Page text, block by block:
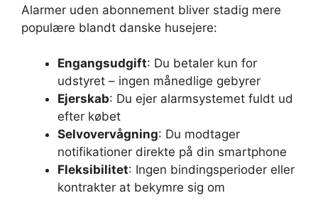
Alarmer uden abonnement bliver stadig mere
populære blandt danske husejere:
Engangsudgift: Du betaler kun for
udstyret – ingen månedlige gebyrer
Ejerskab: Du ejer alarmsystemet fuldt ud
efter købet
Selvovervågning: Du modtager
notifikationer direkte på din smartphone
Fleksibilitet: Ingen bindingsperioder eller
kontrakter at bekymre sig om